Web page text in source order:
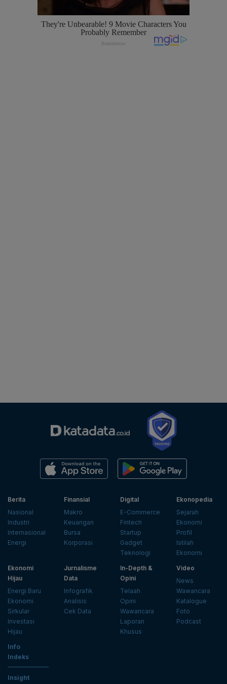
Berita
Nasional
Industri
Internasional
Energi
Finansial
Makro
Keuangan
Bursa
Korporasi
Digital
E-Commerce
Fintech
Startup
Gadget
Teknologi
Ekonopedia
Sejarah
Ekonomi
Profil
Istilah
Ekonomi
Ekonomi
Hijau
Energi Baru
Ekonomi
Sirkular
Investasi
Hijau
Jurnalisme
Data
Infografik
Analisis
Cek Data
In-Depth &
Opini
Telaah
Opini
Wawancara
Laporan
Khusus
Video
News
Wawancara
Katalogue
Foto
Podcast
Info
Indeks
Insight